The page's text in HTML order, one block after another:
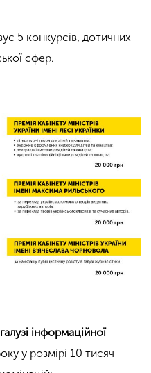
5 конкурсів, дотичних
сфер.
інформаційної
у розмірі 10 тисяч